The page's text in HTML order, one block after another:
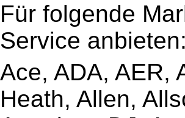
Für folgende
Service anbieten:
Ace, ADA, AER,
Heath, Allen,